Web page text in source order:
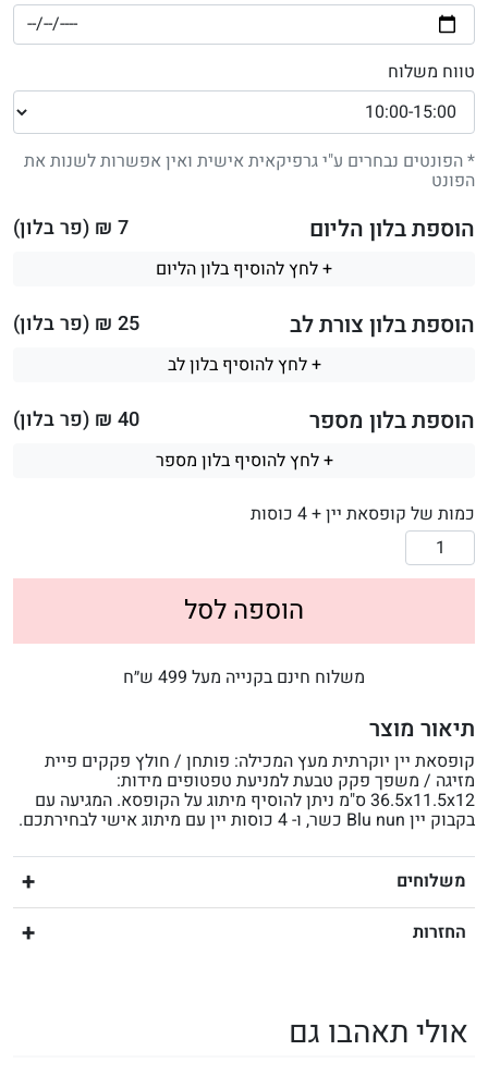
טווח משלוח
* הפונטים נבחרים ע"י גרפיקאית אישית ואין אפשרות לשנות את
הפונט
הוספת בלון הליום 7 ₪ (פר בלון)
+ לחץ להוסיף בלון הליום
הוספת בלון צורת לב 25 ₪ (פר בלון)
+ לחץ להוסיף בלון לב
הוספת בלון מספר 40 ₪ (פר בלון)
+ לחץ להוסיף בלון מספר
כמות של קופסאת יין + 4 כוסות
הוספה לסל
משלוח חינם בקנייה מעל 499 ש״ח
תיאור מוצר
קופסאת יין יוקרתית מעץ המכילה: פותחן / חולץ פקקים פיית
מזיגה / משפך פקק טבעת למניעת טפטופים מידות:
36.5x11.5x12 ס"מ ניתן להוסיף מיתוג על הקופסא. המגיעה עם
בקבוק יין Blu nun כשר, ו- 4 כוסות יין עם מיתוג אישי לבחירתכם.
משלוחים
החזרות
אולי תאהבו גם